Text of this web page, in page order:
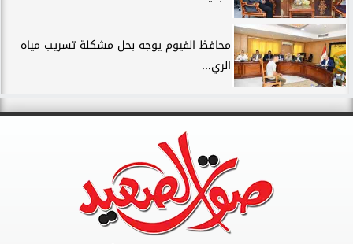
محافظ الفيوم يوجه بحل مشكلة تسريب مياه
الري...